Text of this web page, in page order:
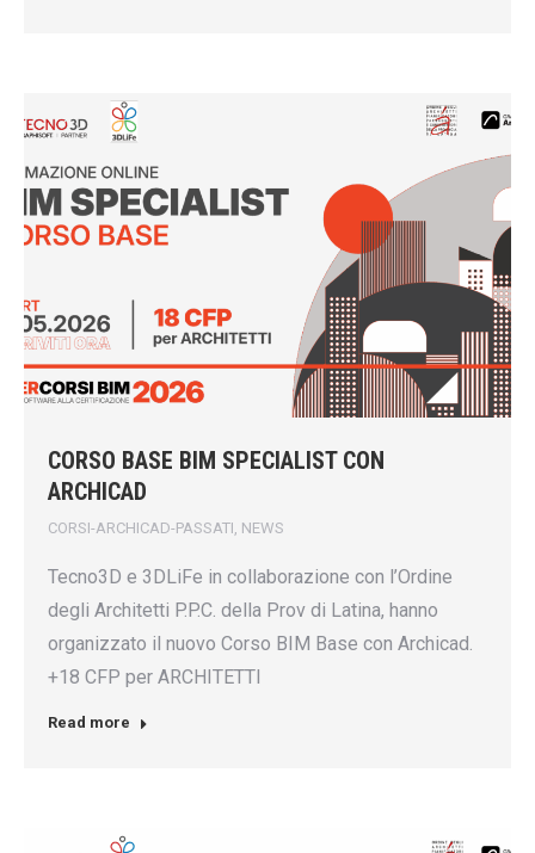
CORSO BASE BIM SPECIALIST CON
ARCHICAD
CORSI-ARCHICAD-PASSATI NEWS
Tecno3D e 3DLiFe in collaborazione con l’Ordine
degli Architetti P.P.C. della Prov di Latina, hanno
organizzato il nuovo Corso BIM Base con Archicad.
+18 CFP per ARCHITETTI
Read more